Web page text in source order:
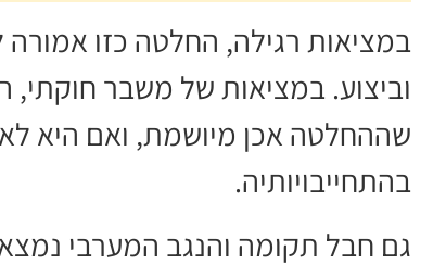
במציאות רגילה, החלטה כזו
וביצוע. במציאות של משבר חוקתי,
שההחלטה אכן מיושמת, ואם היא
בהתחייבויותיה.